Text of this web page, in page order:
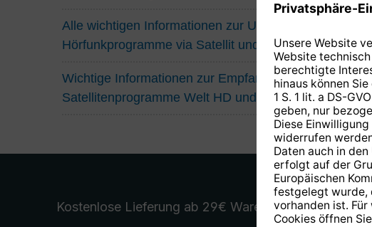
Alle wichtigen Informationen zur Umstellung der ARD-
Hörfunkprogramme via Satellit und Kabel
Wichtige Informationen zur Empfangssituation der
Satellitenprogramme Welt HD und Eurosport HD
Kostenlose Lieferung ab 29€ Warenwert